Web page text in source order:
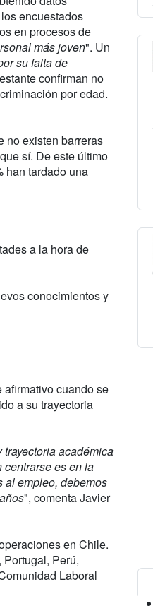
encuestados
en procesos de
más joven". Un
su falta de
confirman no
por edad.
no existen barreras
sí. De este último
han tardado una
a la hora de
conocimientos y
cuando se
a su trayectoria
académica
es en la
al empleo, debemos
", comenta Javier
en Chile.
Perú,
Laboral